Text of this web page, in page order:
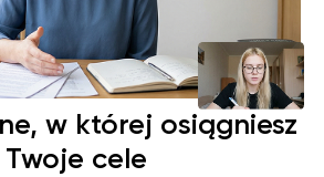
w której osiągniesz
Twoje cele